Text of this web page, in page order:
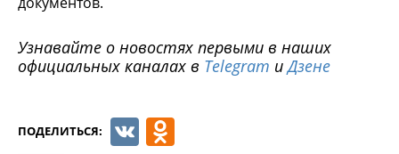
Узнавайте о новостях первыми в наших
официальных каналах в Telegram иДзене
ПОДЕЛИТЬСЯ: VK